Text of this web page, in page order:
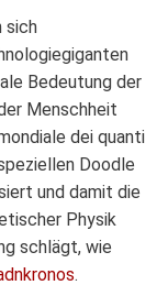
sich
Bedeutung der
Menschheit
dei quanti
Doodle
und damit die
Physik
schlägt, wie
.